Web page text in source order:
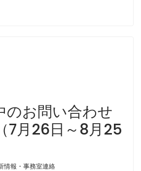
のお問い合わせ
7月26日～8月25
情報・事務室連絡